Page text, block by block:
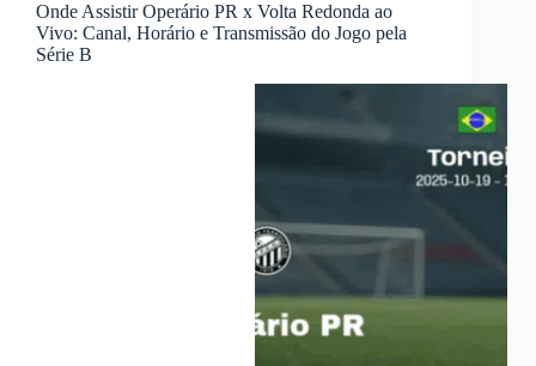
Onde Assistir Operário PR x Volta Redonda ao
Vivo: Canal, Horário e Transmissão do Jogo pela
Série B